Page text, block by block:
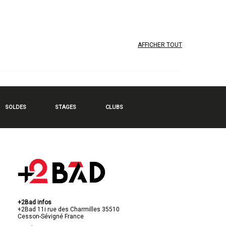
AFFICHER TOUT
SOLDES STAGES CLUBS
+2Bad infos
+2Bad 11i rue des Charmilles 35510
Cesson-Sévigné France